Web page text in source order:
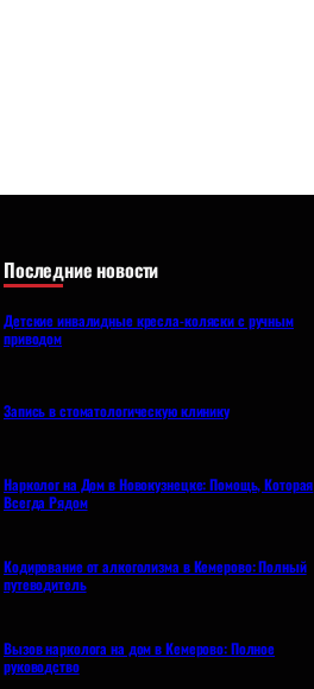
Последние новости
Детские инвалидные кресла-коляски с ручным
приводом
Запись в стоматологическую клинику
Нарколог на Дом в Новокузнецке: Помощь, Которая
Всегда Рядом
Кодирование от алкоголизма в Кемерово: Полный
путеводитель
Вызов нарколога на дом в Кемерово: Полное
руководство